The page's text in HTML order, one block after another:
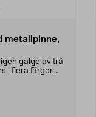
recensioner
metallpinne,
galge av trä
i flera färger.
stjärnor